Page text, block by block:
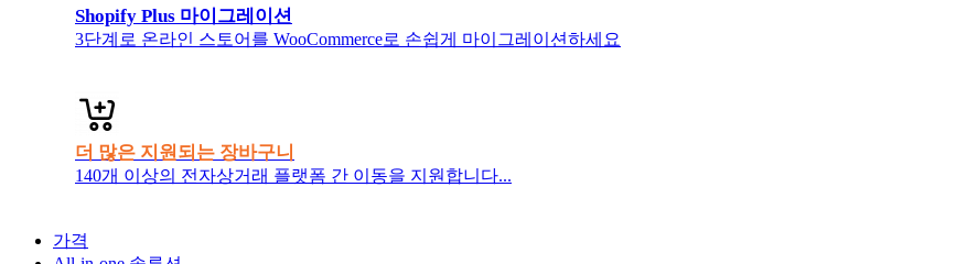
Shopify Plus 마이그레이션
3단계로 온라인 스토어를 WooCommerce로 손쉽게 마이그레이션하세요
더 많은 지원되는 장바구니
140개 이상의 전자상거래 플랫폼 간 이동을 지원합니다...
가격